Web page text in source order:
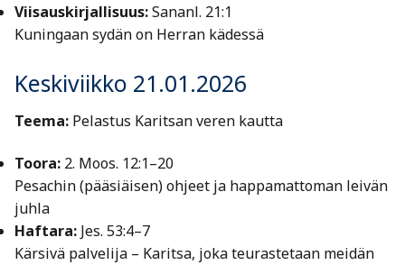
Viisauskirjallisuus:Sananl. 21:1
Kuningaan sydän on Herran kädessä
Keskiviikko 21.01.2026
Teema: Pelastus Karitsan veren kautta
Toora: 2. Moos. 12:1–20
Pesachin (pääsiäisen) ohjeet ja happamattoman leivän
juhla
Haftara: Jes. 53:4–7
Kärsivä palvelija – Karitsa, joka teurastetaan meidän